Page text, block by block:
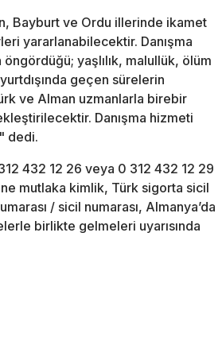
Bayburt ve Ordu illerinde ikamet
yararlanabilecektir. Danışma
yaşlılık, malullük, ölüm
geçen sürelerin
ve Alman uzmanlarla birebir
Danışma hizmeti
dedi.
432 12 26 veya 0 312 432 12 29
mutlaka kimlik, Türk sigorta sicil
/ sicil numarası, Almanya’da
birlikte gelmeleri uyarısında